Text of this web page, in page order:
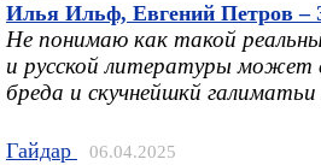
Илья Ильф, Евгений Петров –
Не понимаю как такой
и русской литературы может
бреда и скучнейшкй галиматьи
Гайдар 06.04.2025